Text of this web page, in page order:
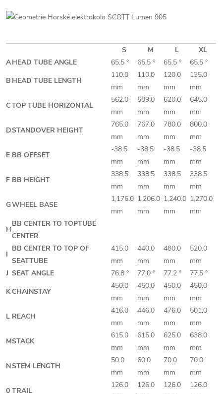
S M L
XL
AHEAD TUBE ANGLE 65.5 ° 65.5 ° 65.5 °
65.5 °
B HEAD TUBE LENGTH
110.0
mm
110.0
mm
120.0
mm
135.0
mm
CTOP TUBE HORIZONTAL
562.0
mm
589.0
mm
620.0
mm
645.0
mm
DSTANDOVER HEIGHT
765.0
mm
767.0
mm
780.0
mm
800.0
mm
E BB OFFSET
-38.5
mm
-38.5
mm
-38.5
mm
-38.5
mm
F BB HEIGHT
338.5
mm
338.5
mm
338.5
mm
338.5
mm
GWHEEL BASE
1,176.0
mm
1,206.0
mm
1,240.0
mm
1,270.0
mm
H
BB CENTER TO TOPTUBE
CENTER
I
BB CENTER TO TOP OF
SEATTUBE
415.0
mm
440.0
mm
480.0
mm
520.0
mm
J SEAT ANGLE 76.8 ° 77.0 ° 77.2 °
77.5 °
KCHAINSTAY
450.0
mm
450.0
mm
450.0
mm
450.0
mm
L REACH
416.0
mm
446.0
mm
476.0
mm
501.0
mm
MSTACK
615.0
mm
615.0
mm
625.0
mm
638.0
mm
NSTEM LENGTH
50.0
mm
60.0
mm
70.0
mm
70.0
mm
0 TRAIL
126.0
126.0
126.0
126.0